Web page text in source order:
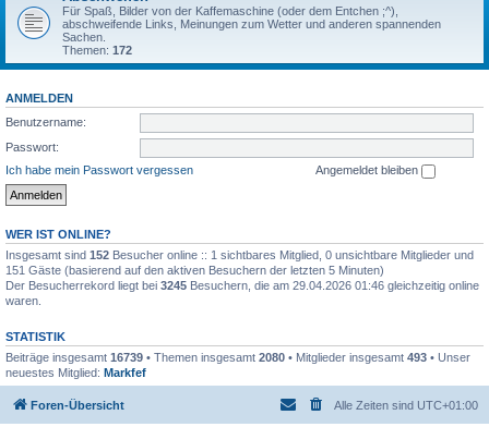
Für Spaß, Bilder von der Kaffemaschine (oder dem Entchen ;^),
abschweifende Links, Meinungen zum Wetter und anderen spannenden
Sachen.
Themen: 172
ANMELDEN
Benutzername:
Passwort:
Ich habe mein Passwort vergessen
Angemeldet bleiben
WER IST ONLINE?
Insgesamt sind 152 Besucher online :: 1 sichtbares Mitglied, 0 unsichtbare Mitglieder und
151 Gäste (basierend auf den aktiven Besuchern der letzten 5 Minuten)
Der Besucherrekord liegt bei 3245 Besuchern, die am 29.04.2026 01:46 gleichzeitig online
waren.
STATISTIK
Beiträge insgesamt 16739 • Themen insgesamt 2080 • Mitglieder insgesamt 493 • Unser
neuestes Mitglied: Markfef
Foren-Übersicht Alle Zeiten sind UTC+01:00